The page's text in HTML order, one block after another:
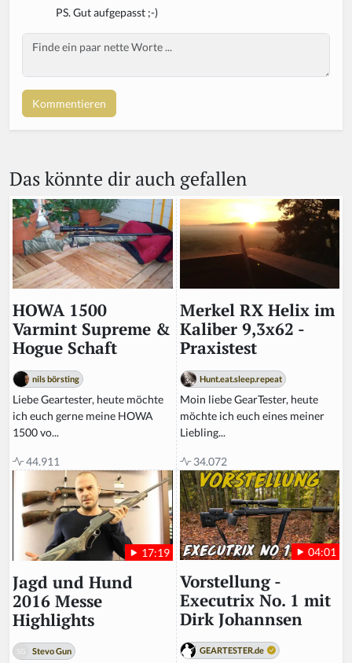
PS. Gut aufgepasst ;-)
Body
Das könnte dir auch gefallen
HOWA 1500
Varmint Supreme &
Hogue Schaft
nils börsting
Liebe Geartester, heute möchte
ich euch gerne meine HOWA
1500 vo...
44.911
Merkel RX Helix im
Kaliber 9,3x62 -
Praxistest
Hunt.eat.sleep.repeat
Moin liebe GearTester, heute
möchte ich euch eines meiner
Liebling...
34.072
17:19
Jagd und Hund
2016 Messe
Highlights
Stevo Gun
04:01
Vorstellung -
Executrix No. 1 mit
Dirk Johannsen
GEARTESTER.de